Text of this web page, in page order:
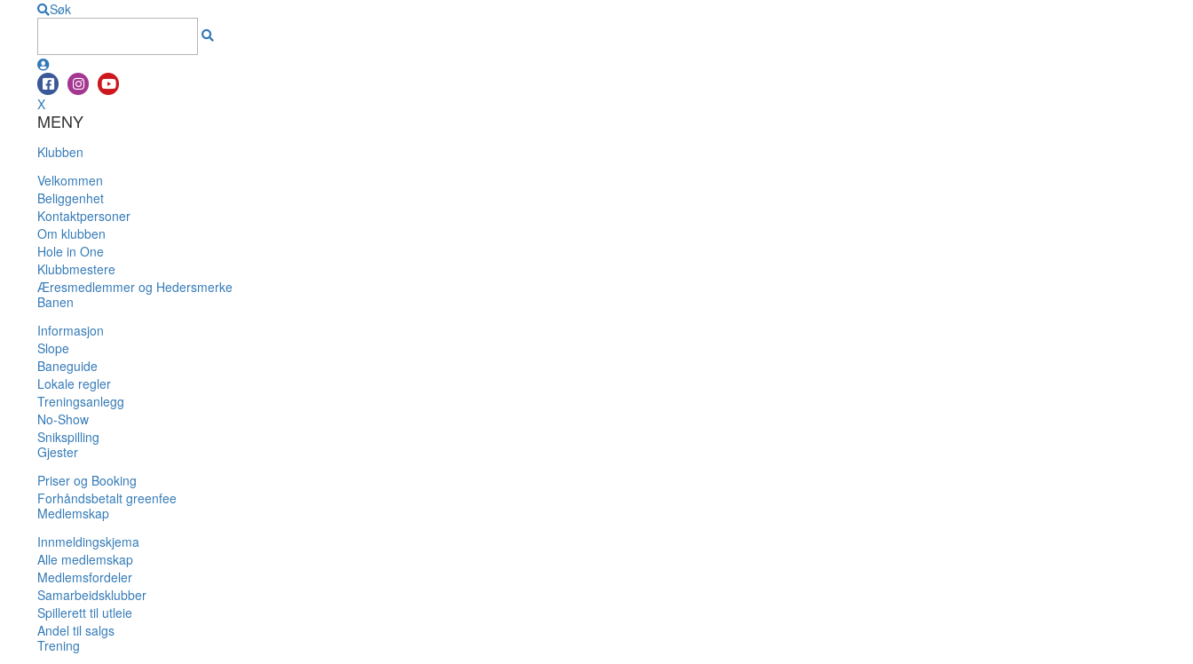
Søk
X
MENY
Klubben
Velkommen
Beliggenhet
Kontaktpersoner
Om klubben
Hole in One
Klubbmestere
Æresmedlemmer og Hedersmerke
Banen
Informasjon
Slope
Baneguide
Lokale regler
Treningsanlegg
No-Show
Snikspilling
Gjester
Priser og Booking
Forhåndsbetalt greenfee
Medlemskap
Innmeldingskjema
Alle medlemskap
Medlemsfordeler
Samarbeidsklubber
Spillerett til utleie
Andel til salgs
Trening